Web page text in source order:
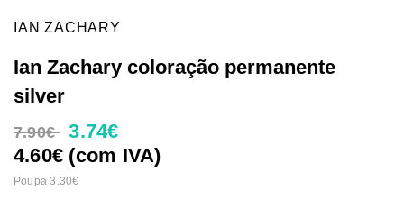
IAN ZACHARY
Ian Zachary coloração permanente
silver
7.90€ 3.74€
4.60€ (com IVA)
Poupa 3.30€